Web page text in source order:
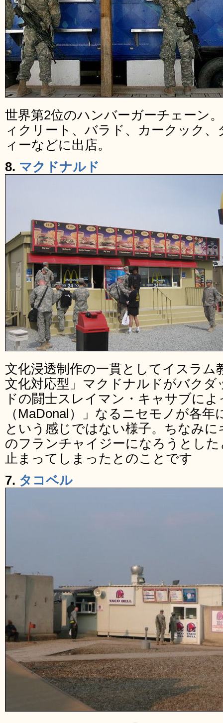
世界第2位のハンバーガーチェーン
ィクリート、バラド、カークック
ィーなどに出店。
8. マクドナルド
文化浸透制作の一貫としてイスラム
文化対応型」マクドナルドがバク
ドの闘士スレイマン・キャサブに
（MaDonal）」なるニセモノが各
という感じではない様子。ちなみ
のフランチャイジーになろうとし
止まってしまったとのことです
7. タコベル